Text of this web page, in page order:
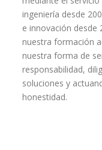
ingeniería desde
e innovación desde
nuestra formación
nuestra forma de
responsabilidad,
soluciones y
honestidad.